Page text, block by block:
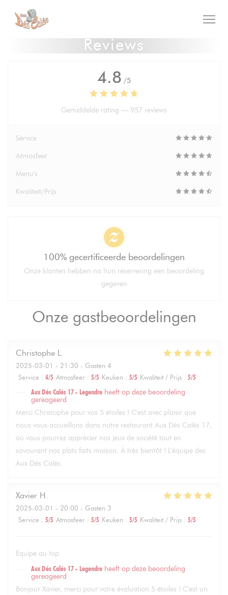
Cookies beheer paneel
Reviews
Onze gastbeoordelingen
Christophe L
2025-03-01 - 21:30 - Gasten 4
Service : 4/5 Atmosfeer : 5/5 Keuken : 5/5 Kwaliteit / Prijs : 5/5
Aux Dés Calés 17 - Legendre heeft op deze beoordeling
gereageerd
Merci Christophe pour vos 5 étoiles ! C'est avec plaisir que
nous vous accueillons dans notre restaurant Aux Dés Calés 17,
où vous pourrez apprécier nos jeux de société tout en
savourant nos plats faits maison. À très bientôt ! L'équipe des
Aux Dés Calés.
Xavier H
2025-03-01 - 20:00 - Gasten 3
Service : 5/5 Atmosfeer : 5/5 Keuken : 5/5 Kwaliteit / Prijs : 5/5
Equipe au top
Aux Dés Calés 17 - Legendre heeft op deze beoordeling
gereageerd
Bonjour Xavier, merci pour votre évaluation 5 étoiles ! C'est un
4.8 /5
Gemiddelde rating — 957 reviews
Service
Atmosfeer
Menu's
Kwaliteit/Prijs
100% gecertificeerde beoordelingen
Onze klanten hebben na hun reservering een beoordeling
gegeven